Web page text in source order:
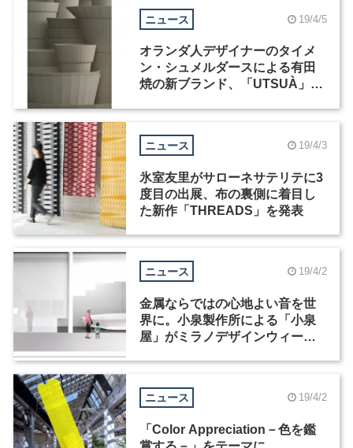
ニュース 19/4/5
オランダ人デザイナーのタイメ
ン・シュメルダースによる有田
焼の新ブランド、「UTSUÀ」が
ニュース 19/4/3
氷室友里がサローネサテリテに3
度目の出展、布の裏側に着目し
た新作「THREADS」を発表
ニュース 19/4/2
金属ならではの心地よい音を世
界に。小泉製作所による「小泉
屋」がミラノデザインウィーク
ニュース 19/4/2
「Color Appreciation－色を鑑